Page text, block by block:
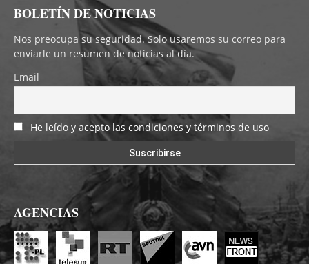
BOLETÍN DE NOTICIAS
Nos preocupa su seguridad. Solo usaremos su correo para
enviarle un resumen de noticias al día.
Email
He leído y acepto las condiciones y términos de uso
AGENCIAS